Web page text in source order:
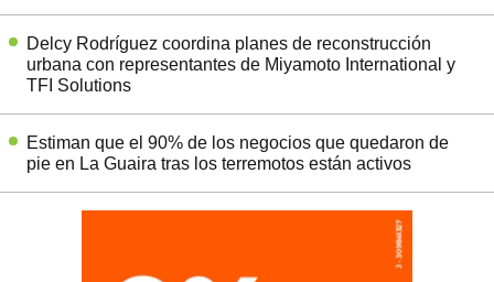
Delcy Rodríguez coordina planes de reconstrucción
urbana con representantes de Miyamoto International y
TFI Solutions
Estiman que el 90% de los negocios que quedaron de
pie en La Guaira tras los terremotos están activos